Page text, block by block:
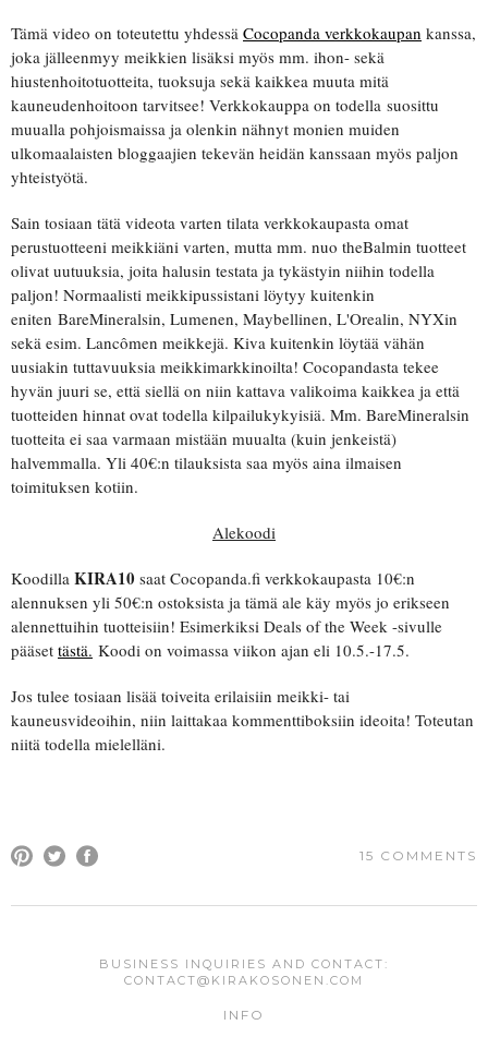
Tämä video on toteutettu yhdessä Cocopanda verkkokaupan kanssa,
joka jälleenmyy meikkien lisäksi myös mm. ihon- sekä
hiustenhoitotuotteita, tuoksuja sekä kaikkea muuta mitä
kauneudenhoitoon tarvitsee! Verkkokauppa on todella suosittu
muualla pohjoismaissa ja olenkin nähnyt monien muiden
ulkomaalaisten bloggaajien tekevän heidän kanssaan myös paljon
yhteistyötä.
Sain tosiaan tätä videota varten tilata verkkokaupasta omat
perustuotteeni meikkiäni varten, mutta mm. nuo theBalmin tuotteet
olivat uutuuksia, joita halusin testata ja tykästyin niihin todella
paljon! Normaalisti meikkipussistani löytyy kuitenkin
eniten BareMineralsin, Lumenen, Maybellinen, L'Orealin, NYXin
sekä esim. Lancômen meikkejä. Kiva kuitenkin löytää vähän
uusiakin tuttavuuksia meikkimarkkinoilta! Cocopandasta tekee
hyvän juuri se, että siellä on niin kattava valikoima kaikkea ja että
tuotteiden hinnat ovat todella kilpailukykyisiä. Mm. BareMineralsin
tuotteita ei saa varmaan mistään muualta (kuin jenkeistä)
halvemmalla. Yli 40€:n tilauksista saa myös aina ilmaisen
toimituksen kotiin.
Alekoodi
Koodilla KIRA10 saat Cocopanda.fi verkkokaupasta 10€:n
alennuksen yli 50€:n ostoksista ja tämä ale käy myös jo erikseen
alennettuihin tuotteisiin! Esimerkiksi Deals of the Week -sivulle
pääset tästä. Koodi on voimassa viikon ajan eli 10.5.-17.5.
Jos tulee tosiaan lisää toiveita erilaisiin meikki- tai
kauneusvideoihin, niin laittakaa kommenttiboksiin ideoita! Toteutan
niitä todella mielelläni.
15 COMMENTS
COMMENTBUSINESS INQUIRIES AND CONTACT:
CONTACT@KIRAKOSONEN.COM
INFO